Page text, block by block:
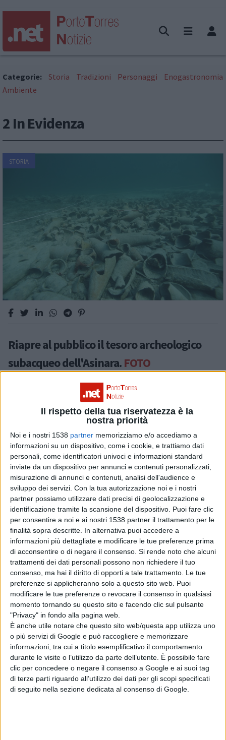
Il rispetto della tua riservatezza è la
nostra priorità
Noi e i nostri 1538 partner memorizziamo e/o accediamo a
informazioni su un dispositivo, come i cookie, e trattiamo dati
personali, come identificatori univoci e informazioni standard
inviate da un dispositivo per annunci e contenuti personalizzati,
misurazione di annunci e contenuti, analisi dell'audience e
sviluppo dei servizi. Con la tua autorizzazione noi e i nostri
partner possiamo utilizzare dati precisi di geolocalizzazione e
identificazione tramite la scansione del dispositivo. Puoi fare clic
per consentire a noi e ai nostri 1538 partner il trattamento per le
finalità sopra descritte. In alternativa puoi accedere a
informazioni più dettagliate e modificare le tue preferenze prima
di acconsentire o di negare il consenso. Si rende noto che alcuni
trattamenti dei dati personali possono non richiedere il tuo
consenso, ma hai il diritto di opporti a tale trattamento. Le tue
preferenze si applicheranno solo a questo sito web. Puoi
modificare le tue preferenze o revocare il consenso in qualsiasi
momento tornando su questo sito e facendo clic sul pulsante
"Privacy" in fondo alla pagina web.
È anche utile notare che questo sito web/questa app utilizza uno
o più servizi di Google e può raccogliere e memorizzare
informazioni, tra cui a titolo esemplificativo il comportamento
durante le visite o l’utilizzo da parte dell’utente. È possibile fare
clic per concedere o negare il consenso a Google e ai suoi tag
di terze parti riguardo all’utilizzo dei dati per gli scopi specificati
di seguito nella sezione dedicata al consenso di Google.
Categorie: Storia Tradizioni Personaggi
Enogastronomia
Ambiente
2 In Evidenza
STORIA
Riapre al pubblico il tesoro archeologico
subacqueo dell'Asinara.FOTO
"La decollazione di san Gavino": l'autore
del quadro ora ha un nomeFOTO